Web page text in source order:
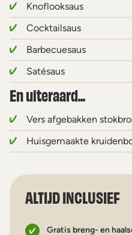
Knoflooksaus
Cocktailsaus
Barbecuesaus
Satésaus
En uiteraard...
Vers afgebakken
Huisgemaakte
ALTIJD INCLUSIEF
Gratis breng- en